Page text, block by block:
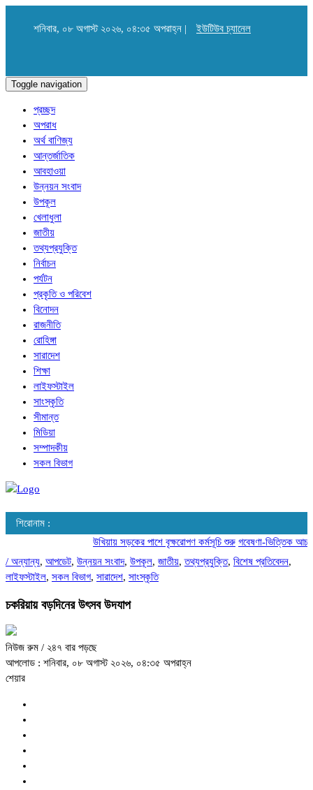
শনিবার, ০৮ অগাস্ট ২০২৬, ০৪:৩৫ অপরাহ্ন | ইউটিউব চ্যানেল
Toggle navigation
প্রচ্ছদ
অপরাধ
অর্থ বাণিজ্য
আন্তর্জাতিক
আবহাওয়া
উন্নয়ন সংবাদ
উপকূল
খেলাধুলা
জাতীয়
তথ্যপ্রযুক্তি
নির্বাচন
পর্যটন
প্রকৃতি ও পরিবেশ
বিনোদন
রাজনীতি
রোহিঙ্গা
সারাদেশ
শিক্ষা
লাইফস্টাইল
সাংস্কৃতি
সীমান্ত
মিডিয়া
সম্পাদকীয়
সকল বিভাগ
শিরোনাম :
উখিয়ায় সড়কের পাশে বৃক্ষরোপণ কর্মসূচি শুরু গবেষণা-ভিত্তিক আচরণ
/ অন্যান্য, আপডেট, উন্নয়ন সংবাদ, উপকূল, জাতীয়,তথ্যপ্রযুক্তি, বিশেষ প্রতিবেদন,
লাইফস্টাইল, সকল বিভাগ, সারাদেশ, সাংস্কৃতি
চকরিয়ায় বড়দিনের উৎসব উদযাপ
নিউজ রুম / ২৪৭ বার পড়ছে
আপলোড : শনিবার, ০৮ অগাস্ট ২০২৬, ০৪:৩৫ অপরাহ্ন
শেয়ার